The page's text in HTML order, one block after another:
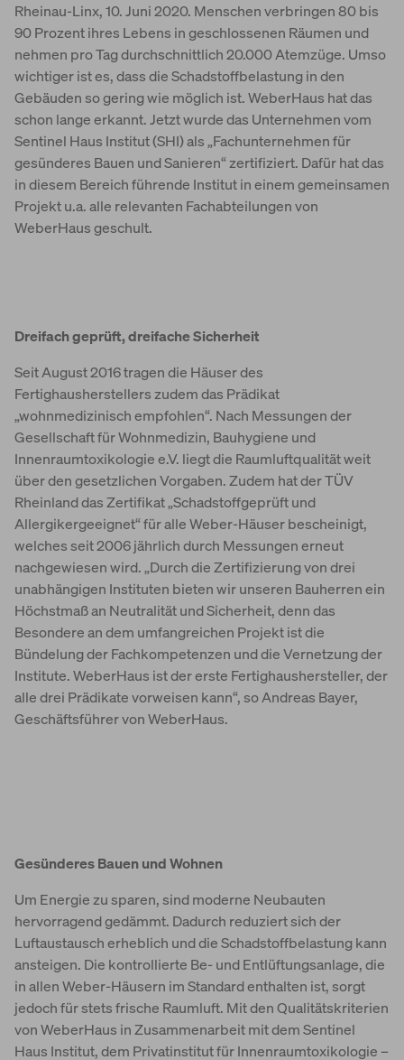
Rheinau-Linx, 10. Juni 2020. Menschen verbringen 80 bis
90 Prozent ihres Lebens in geschlossenen Räumen und
nehmen pro Tag durchschnittlich 20.000 Atemzüge. Umso
wichtiger ist es, dass die Schadstoffbelastung in den
Gebäuden so gering wie möglich ist. WeberHaus hat das
schon lange erkannt. Jetzt wurde das Unternehmen vom
Sentinel Haus Institut (SHI) als „Fachunternehmen für
gesünderes Bauen und Sanieren“ zertifiziert. Dafür hat das
in diesem Bereich führende Institut in einem gemeinsamen
Projekt u.a. alle relevanten Fachabteilungen von
WeberHaus geschult.
Dreifach geprüft, dreifache Sicherheit
Seit August 2016 tragen die Häuser des
Fertighausherstellers zudem das Prädikat
„wohnmedizinisch empfohlen“. Nach Messungen der
Gesellschaft für Wohnmedizin, Bauhygiene und
Innenraumtoxikologie e.V. liegt die Raumluftqualität weit
über den gesetzlichen Vorgaben. Zudem hat der TÜV
Rheinland das Zertifikat „Schadstoffgeprüft und
Allergikergeeignet“ für alle Weber-Häuser bescheinigt,
welches seit 2006 jährlich durch Messungen erneut
nachgewiesen wird. „Durch die Zertifizierung von drei
unabhängigen Instituten bieten wir unseren Bauherren ein
Höchstmaß an Neutralität und Sicherheit, denn das
Besondere an dem umfangreichen Projekt ist die
Bündelung der Fachkompetenzen und die Vernetzung der
Institute. WeberHaus ist der erste Fertighaushersteller, der
alle drei Prädikate vorweisen kann“, so Andreas Bayer,
Geschäftsführer von WeberHaus.
Gesünderes Bauen und Wohnen
Um Energie zu sparen, sind moderne Neubauten
hervorragend gedämmt. Dadurch reduziert sich der
Luftaustausch erheblich und die Schadstoffbelastung kann
ansteigen. Die kontrollierte Be- und Entlüftungsanlage, die
in allen Weber-Häusern im Standard enthalten ist, sorgt
jedoch für stets frische Raumluft. Mit den Qualitätskriterien
von WeberHaus in Zusammenarbeit mit dem Sentinel
Haus Institut, dem Privatinstitut für Innenraumtoxikologie –